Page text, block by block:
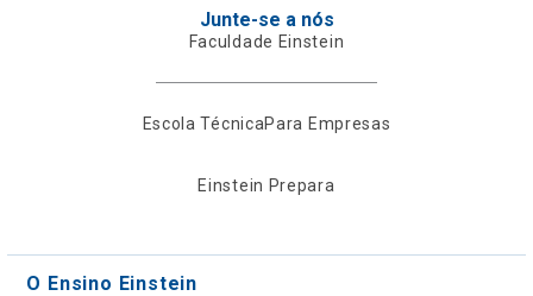
Junte-se a nós
Faculdade Einstein
Escola TécnicaPara Empresas
Einstein Prepara
O Ensino Einstein